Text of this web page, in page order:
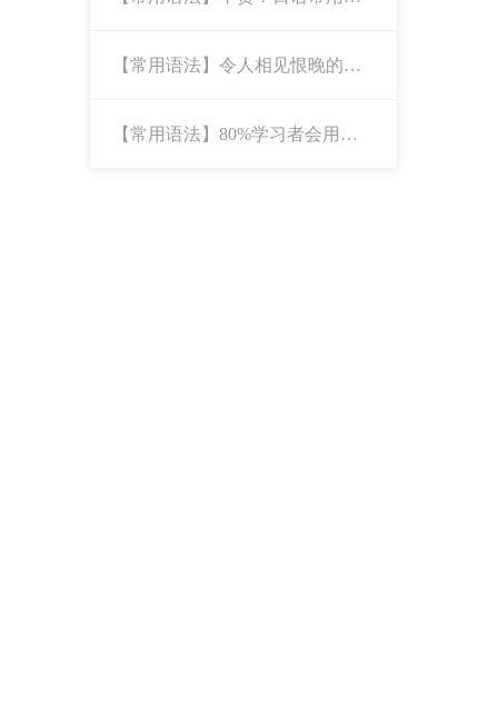
【常用语法】令人相见恨晚的日
【常用语法】80%学习者会用错